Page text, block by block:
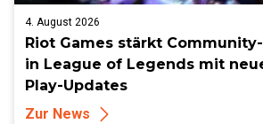
4. August 2026
Riot Games stärkt
in League of Legends mit
Play-Updates
Zur News